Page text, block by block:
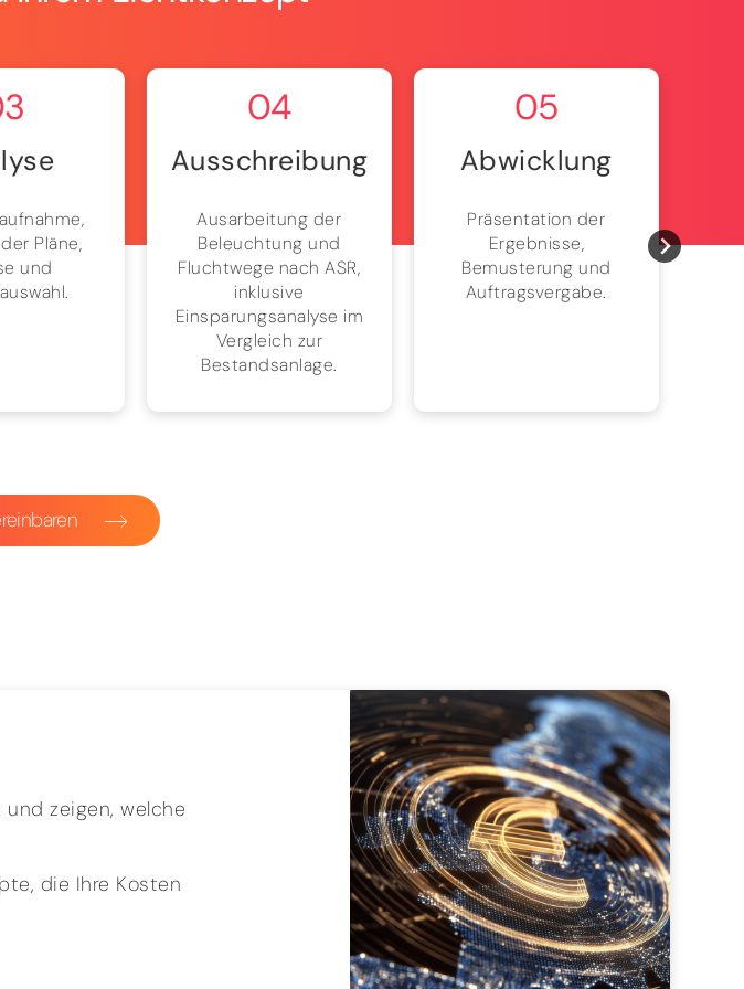
Pläne,
und
04
Ausschreibung
Ausarbeitung der
Beleuchtung und
Fluchtwege nach ASR,
inklusive
Einsparungsanalyse im
Vergleich zur
Bestandsanlage.
05
Abwicklung
Präsentation der
Ergebnisse,
Bemusterung und
Auftragsvergabe.
zeigen, welche
die Ihre Kosten